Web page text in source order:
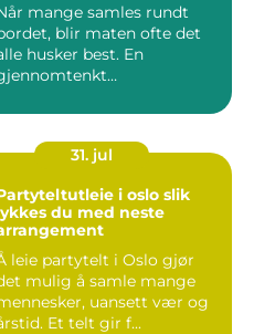
mange samles rundt
blir maten ofte det
husker best. En
31. jul
i oslo slik
du med neste
leie partytelt i Oslo gjør
mulig å samle mange
uansett vær og
Et telt gir f...